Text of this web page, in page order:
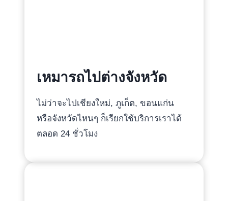
เหมารถไปต่างจังหวัด
ไม่ว่าจะไปเชียงใหม่, ภูเก็ต, ขอนแก่น
หรือจังหวัดไหนๆ ก็เรียกใช้บริการเราได้
ตลอด 24 ชั่วโมง